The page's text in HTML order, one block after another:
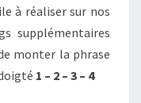
à réaliser sur nos
supplémentaires
monter la phrase
1 – 2 – 3 – 4